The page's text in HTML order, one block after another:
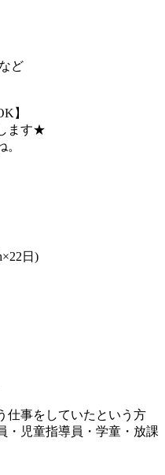
ど
】
ます★
日)
仕事をしていたという方
児童指導員・学童・放課